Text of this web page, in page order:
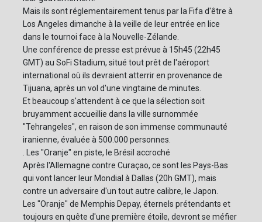
Mais ils sont réglementairement tenus par la Fifa d'être à
Los Angeles dimanche à la veille de leur entrée en lice
dans le tournoi face à la Nouvelle-Zélande.
Une conférence de presse est prévue à 15h45 (22h45
GMT) au SoFi Stadium, situé tout prêt de l'aéroport
international où ils devraient atterrir en provenance de
Tijuana, après un vol d'une vingtaine de minutes.
Et beaucoup s'attendent à ce que la sélection soit
bruyamment accueillie dans la ville surnommée
"Tehrangeles", en raison de son immense communauté
iranienne, évaluée à 500.000 personnes.
. Les "Oranje" en piste, le Brésil accroché
Après l'Allemagne contre Curaçao, ce sont les Pays-Bas
qui vont lancer leur Mondial à Dallas (20h GMT), mais
contre un adversaire d'un tout autre calibre, le Japon.
Les "Oranje" de Memphis Depay, éternels prétendants et
toujours en quête d'une première étoile, devront se méfier